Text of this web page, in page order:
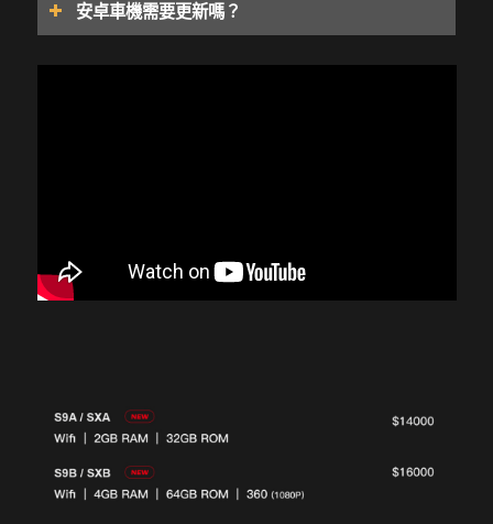
安卓車機需要更新嗎？